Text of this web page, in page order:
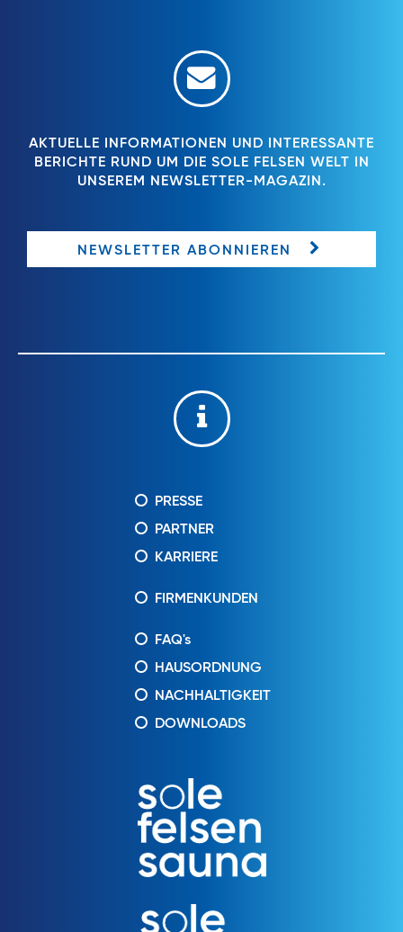
AKTUELLE INFORMATIONEN UND INTERESSANTE
BERICHTE RUND UM DIE SOLE FELSEN WELT IN
UNSEREM NEWSLETTER-MAGAZIN.
NEWSLETTER ABONNIEREN
PRESSE
PARTNER
KARRIERE
FIRMENKUNDEN
FAQ's
HAUSORDNUNG
NACHHALTIGKEIT
DOWNLOADS